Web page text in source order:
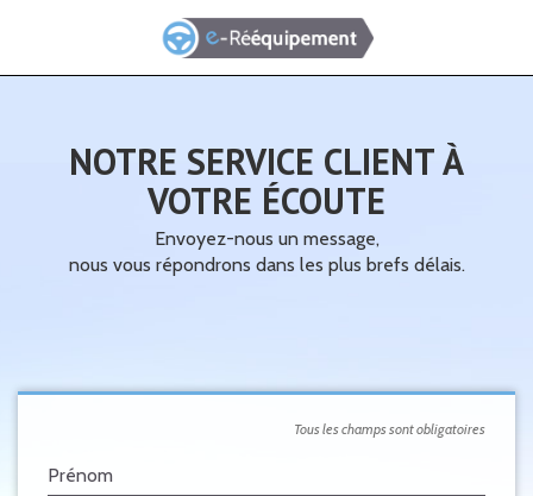
NOTRE SERVICE CLIENT À
VOTRE ÉCOUTE
Envoyez-nous un message,
nous vous répondrons dans les plus brefs délais.
Tous les champs sont obligatoires
Prénom